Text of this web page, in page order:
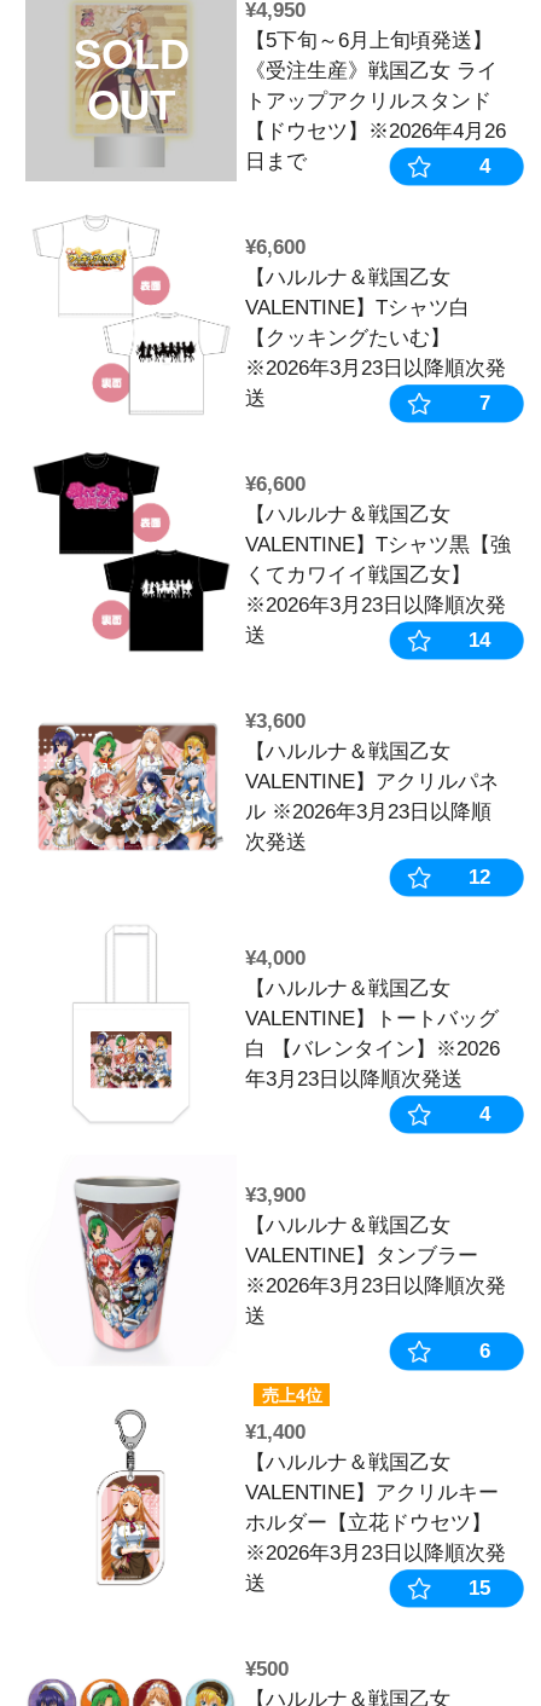
SOLD
OUT
¥26,400
ステッカー【
セット】
で
SOLD
OUT
¥1,320
【5下旬～6月
《受注生産》
ステッカー
OUT
【5下旬～6
【コンプリー
※2026年4月
SOLD
OUT
【5下旬～6月
《受注生産》
トアップアク
【ドウセツ
¥6,600
【ハルルナ＆
VALENTINE
※2026年3月